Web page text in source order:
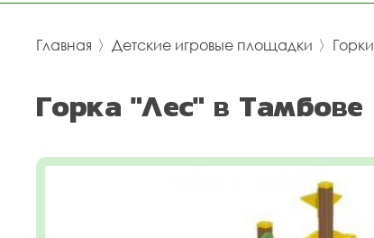
Главная 〉 Детские игровые площадки 〉 Горки
Горка "Лес" в Тамбове